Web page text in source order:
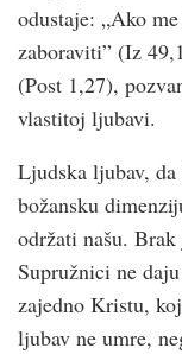
odustaje: „Ako
zaboraviti” (Iz
(Post 1,27),
vlastitoj ljubavi.
Ljudska ljubav,
božansku
održati našu.
Supružnici ne
zajedno Kristu,
ljubav ne umre,